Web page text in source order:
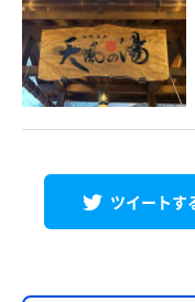
ツイートす